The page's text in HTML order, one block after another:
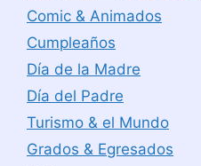
Comic & Animados
Cumpleaños
Día de la Madre
Día del Padre
Turismo & el Mundo
Grados & Egresados